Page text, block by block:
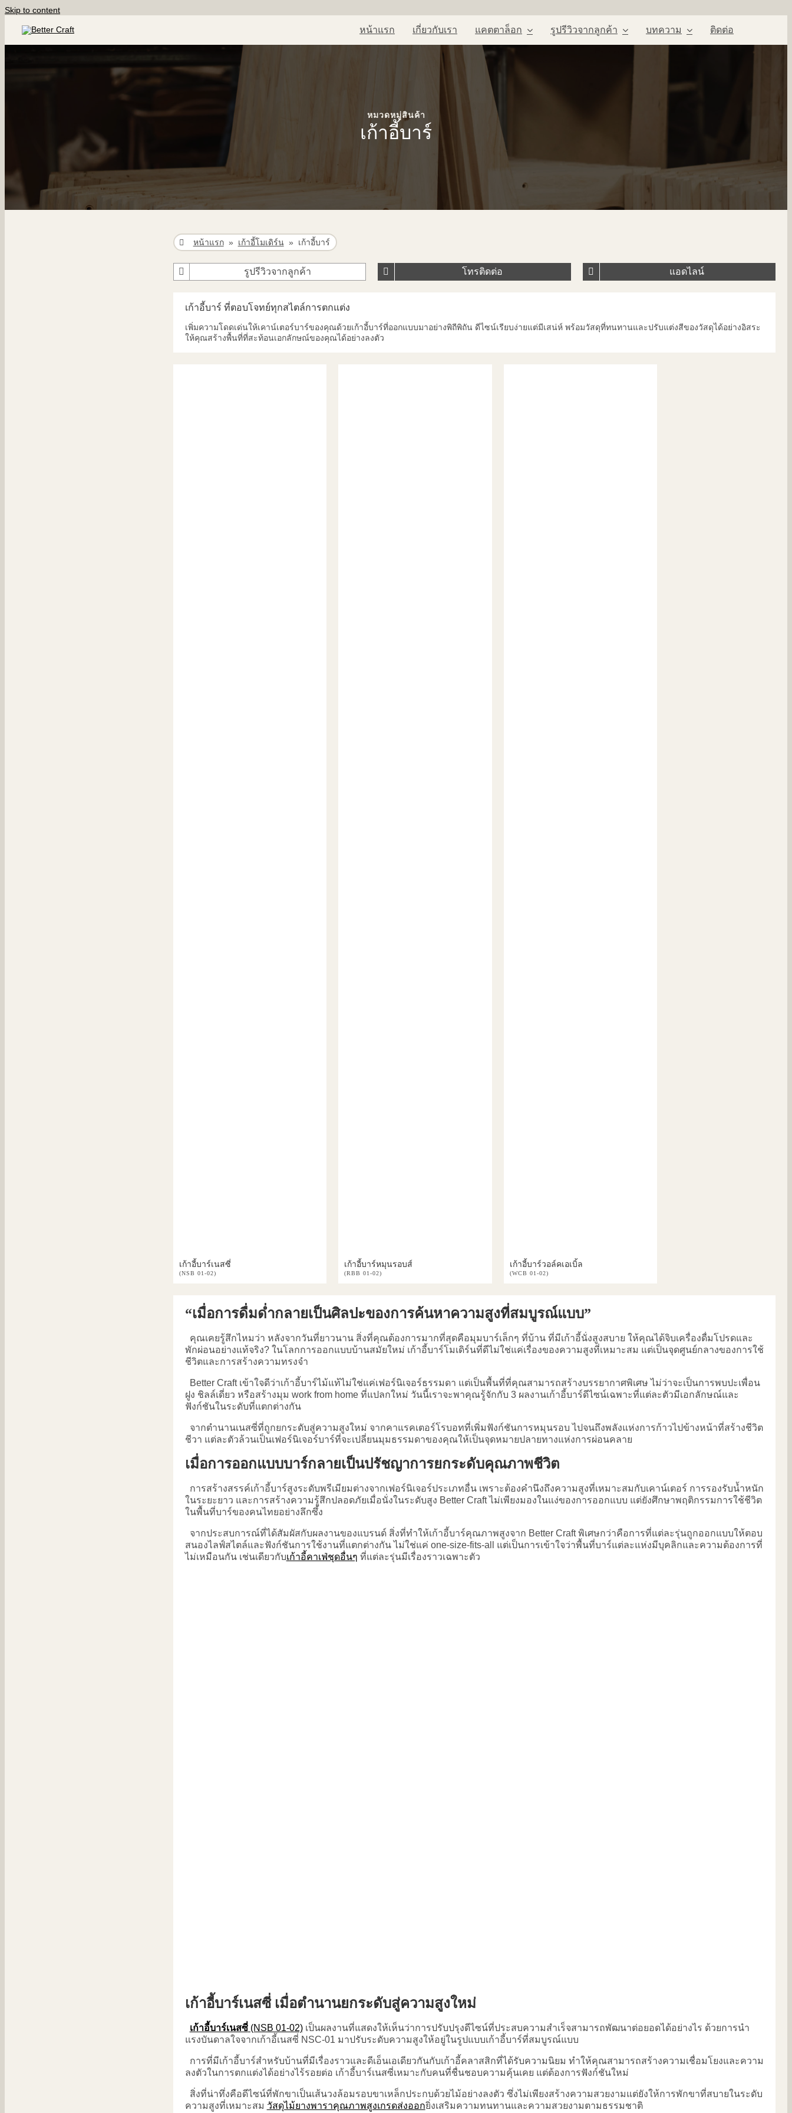
Skip to content
หน้าแรก เกี่ยวกับเรา แคตตาล็อก รูปรีวิวจากลูกค้า บทความ ติดต่อ
หมวดหมู่สินค้า
เก้าอี้บาร์
หน้าแรก » เก้าอี้โมเดิร์น » เก้าอี้บาร์
รูปรีวิวจากลูกค้า โทรติดต่อ แอดไลน์
เก้าอี้บาร์ ที่ตอบโจทย์ทุกสไตล์การตกแต่ง
เพิ่มความโดดเด่นให้เคาน์เตอร์บาร์ของคุณด้วยเก้าอี้บาร์ที่ออกแบบมาอย่างพิถีพิถัน ดีไซน์เรียบง่ายแต่มีเสน่ห์ พร้อมวัสดุที่ทนทานและปรับแต่งสีของวัสดุได้อย่างอิสระ
ให้คุณสร้างพื้นที่ที่สะท้อนเอกลักษณ์ของคุณได้อย่างลงตัว
เก้าอี้บาร์เนสซี่
(NSB 01-02)
เก้าอี้บาร์หมุนรอบส์
(RBB 01-02)
เก้าอี้บาร์วอล์คเอเบิ้ล
(WCB 01-02)
“เมื่อการดื่มด่ำกลายเป็นศิลปะของการค้นหาความสูงที่สมบูรณ์แบบ”
คุณเคยรู้สึกไหมว่า หลังจากวันที่ยาวนาน สิ่งที่คุณต้องการมากที่สุดคือมุมบาร์เล็กๆ ที่บ้าน ที่มีเก้าอี้นั่งสูงสบาย ให้คุณได้จิบเครื่องดื่มโปรดและ
พักผ่อนอย่างแท้จริง? ในโลกการออกแบบบ้านสมัยใหม่ เก้าอี้บาร์โมเดิร์นที่ดีไม่ใช่แค่เรื่องของความสูงที่เหมาะสม แต่เป็นจุดศูนย์กลางของการใช้
ชีวิตและการสร้างความทรงจำ
Better Craft เข้าใจดีว่าเก้าอี้บาร์ไม้แท้ไม่ใช่แค่เฟอร์นิเจอร์ธรรมดา แต่เป็นพื้นที่ที่คุณสามารถสร้างบรรยากาศพิเศษ ไม่ว่าจะเป็นการพบปะเพื่อน
ฝูง ชิลล์เดี่ยว หรือสร้างมุม work from home ที่แปลกใหม่ วันนี้เราจะพาคุณรู้จักกับ 3 ผลงานเก้าอี้บาร์ดีไซน์เฉพาะที่แต่ละตัวมีเอกลักษณ์และ
ฟังก์ชันในระดับที่แตกต่างกัน
จากตำนานเนสซี่ที่ถูกยกระดับสู่ความสูงใหม่ จากคาแรคเตอร์โรบอทที่เพิ่มฟังก์ชันการหมุนรอบ ไปจนถึงพลังแห่งการก้าวไปข้างหน้าที่สร้างชีวิต
ชีวา แต่ละตัวล้วนเป็นเฟอร์นิเจอร์บาร์ที่จะเปลี่ยนมุมธรรมดาของคุณให้เป็นจุดหมายปลายทางแห่งการผ่อนคลาย
เมื่อการออกแบบบาร์กลายเป็นปรัชญาการยกระดับคุณภาพชีวิต
การสร้างสรรค์เก้าอี้บาร์สูงระดับพรีเมียมต่างจากเฟอร์นิเจอร์ประเภทอื่น เพราะต้องคำนึงถึงความสูงที่เหมาะสมกับเคาน์เตอร์ การรองรับน้ำหนัก
ในระยะยาว และการสร้างความรู้สึกปลอดภัยเมื่อนั่งในระดับสูง Better Craft ไม่เพียงมองในแง่ของการออกแบบ แต่ยังศึกษาพฤติกรรมการใช้ชีวิต
ในพื้นที่บาร์ของคนไทยอย่างลึกซึ้ง
จากประสบการณ์ที่ได้สัมผัสกับผลงานของแบรนด์ สิ่งที่ทำให้เก้าอี้บาร์คุณภาพสูงจาก Better Craft พิเศษกว่าคือการที่แต่ละรุ่นถูกออกแบบให้ตอบ
สนองไลฟ์สไตล์และฟังก์ชันการใช้งานที่แตกต่างกัน ไม่ใช่แค่ one-size-fits-all แต่เป็นการเข้าใจว่าพื้นที่บาร์แต่ละแห่งมีบุคลิกและความต้องการที่
ไม่เหมือนกัน เช่นเดียวกับเก้าอี้คาเฟ่ชุดอื่นๆ ที่แต่ละรุ่นมีเรื่องราวเฉพาะตัว
เก้าอี้บาร์เนสซี่ เมื่อตำนานยกระดับสู่ความสูงใหม่
เก้าอี้บาร์เนสซี่(NSB 01-02)เป็นผลงานที่แสดงให้เห็นว่าการปรับปรุงดีไซน์ที่ประสบความสำเร็จสามารถพัฒนาต่อยอดได้อย่างไร ด้วยการนำ
แรงบันดาลใจจากเก้าอี้เนสซี่ NSC-01 มาปรับระดับความสูงให้อยู่ในรูปแบบเก้าอี้บาร์ที่สมบูรณ์แบบ
การที่มีเก้าอี้บาร์สำหรับบ้านที่มีเรื่องราวและดีเอ็นเอเดียวกันกับเก้าอี้คลาสสิกที่ได้รับความนิยม ทำให้คุณสามารถสร้างความเชื่อมโยงและความ
ลงตัวในการตกแต่งได้อย่างไร้รอยต่อ เก้าอี้บาร์เนสซี่เหมาะกับคนที่ชื่นชอบความคุ้นเคย แต่ต้องการฟังก์ชันใหม่
สิ่งที่น่าทึ่งคือดีไซน์ที่พักขาเป็นเส้นวงล้อมรอบขาเหล็กประกบด้วยไม้อย่างลงตัว ซึ่งไม่เพียงสร้างความสวยงามแต่ยังให้การพักขาที่สบายในระดับ
ความสูงที่เหมาะสม วัสดุไม้ยางพาราคุณภาพสูงเกรดส่งออกยิ่งเสริมความทนทานและความสวยงามตามธรรมชาติ